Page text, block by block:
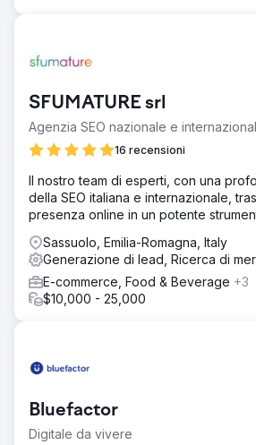
SFUMATURE srl
Agenzia SEO nazionale e
16 recensioni
Il nostro team di esperti, con una
della SEO italiana e internazionale,
presenza online in un potente
Sassuolo, Emilia-Romagna, Italy
Generazione di lead, Ricerca di
E-commerce, Food & Beverage +3
$10,000 - 25,000
Bluefactor
Digitale da vivere